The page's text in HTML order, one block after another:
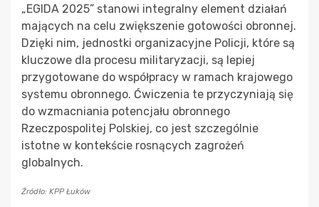
„EGIDA 2025” stanowi integralny element działań
mających na celu zwiększenie gotowości obronnej.
Dzięki nim, jednostki organizacyjne Policji, które są
kluczowe dla procesu militaryzacji, są lepiej
przygotowane do współpracy w ramach krajowego
systemu obronnego. Ćwiczenia te przyczyniają się
do wzmacniania potencjału obronnego
Rzeczpospolitej Polskiej, co jest szczególnie
istotne w kontekście rosnących zagrożeń
globalnych.
Źródło: KPP Łuków